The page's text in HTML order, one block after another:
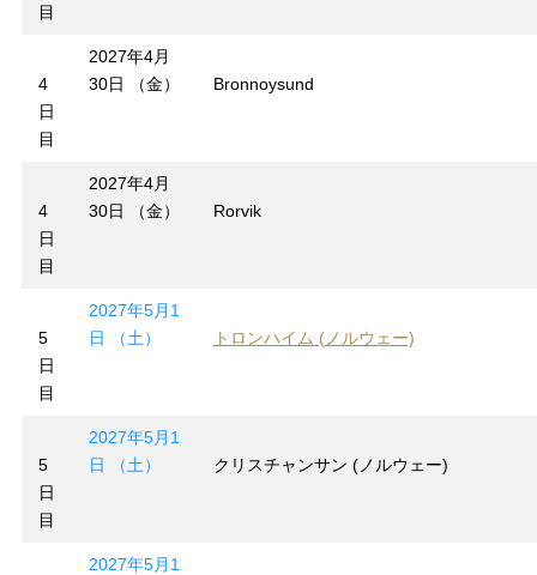
目
4
日
目
2027年4月
30日 （金）
Bronnoysund
4
日
目
2027年4月
30日 （金）
Rorvik
5
日
目
2027年5月1
日 （土）
トロンハイム (ノルウェー)
5
日
目
2027年5月1
日 （土）
クリスチャンサン (ノルウェー)
2027年5月1